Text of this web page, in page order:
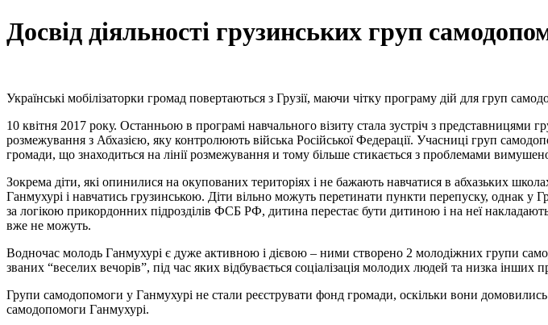
Досвід діяльності грузинських груп
Українські мобілізаторки громад повертаються з Грузії, маючи чітку програму дій для груп
10 квітня 2017 року. Останньою в програмі навчального візиту стала зустріч з
розмежування з Абхазією, яку контролюють війська Російської Федерації. Учасниці груп
громади, що знаходиться на лінії розмежування и тому більше стикається з проблемами
Зокрема діти, які опинилися на окупованих територіях і не бажають навчатися в абхазьких
Ганмухурі і навчатись грузинською. Діти вільно можуть перетинати пункти перепуску, однак у
за логікою прикордонних підрозділів ФСБ РФ, дитина перестає бути дитиною і на неї
вже не можуть.
Водночас молодь Ганмухурі є дуже активною і дієвою – ними створено 2 молодіжних групи
званих “веселих вечорів”, під час яких відбувається соціалізація молодих людей та низка інших
Групи самодопомоги у Ганмухурі не стали реєструвати фонд громади, оскільки вони
самодопомоги Ганмухурі.